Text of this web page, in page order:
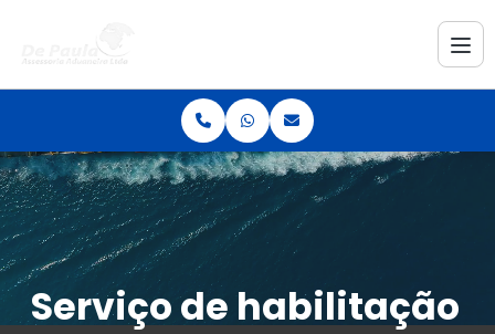
Serviço de habilitação